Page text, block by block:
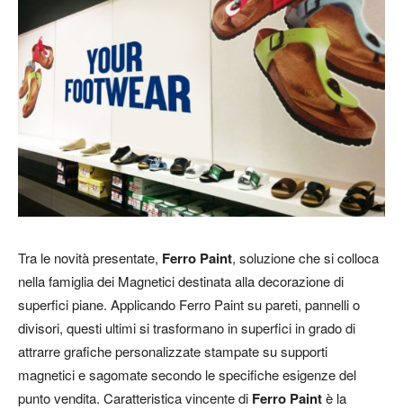
Tra le novità presentate, Ferro Paint, soluzione che si colloca
nella famiglia dei Magnetici destinata alla decorazione di
superfici piane. Applicando Ferro Paint su pareti, pannelli o
divisori, questi ultimi si trasformano in superfici in grado di
attrarre grafiche personalizzate stampate su supporti
magnetici e sagomate secondo le specifiche esigenze del
punto vendita. Caratteristica vincente di Ferro Paintè la